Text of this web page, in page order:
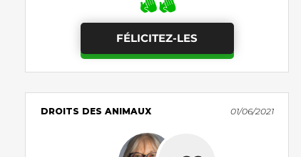
FÉLICITEZ-LES
DROITS DES ANIMAUX 01/06/2021